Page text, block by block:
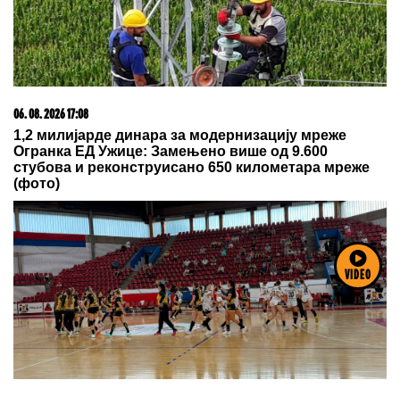
VIDEO
Operacija "pod lažnom zastavom"? Rusija navodno
planira napade lažnim ukrajinskim dronovima na
članice NATO-a!
06. 08. 2026 09:55
Egyre több hívás érkezik a mnetőszolgálathoz